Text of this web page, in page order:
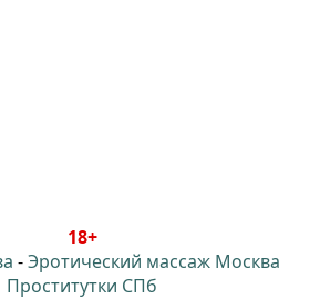
18+
-Эротический массаж Москва
Проститутки СПб